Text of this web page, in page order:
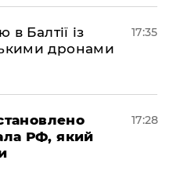
в Балтії із
дронами
17:35
РФ, який
17:28